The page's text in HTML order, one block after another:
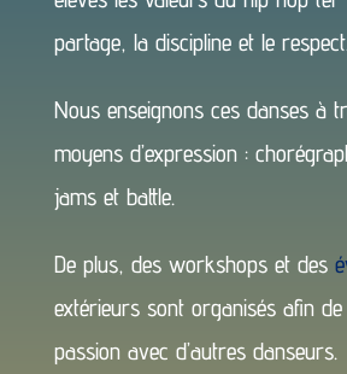
partage, la discipline et le
Nous enseignons ces danses à
moyens d’expression :
jams et battle.
De plus, des workshops et des
extérieurs sont organisés afin
passion avec d’autres danseurs.